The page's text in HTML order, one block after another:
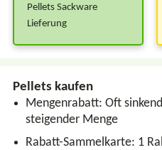
Pellets Sackware
Lieferung
Pellets kaufen
Mengenrabatt: Oft
steigender Menge
Rabatt-Sammelkarte: 1